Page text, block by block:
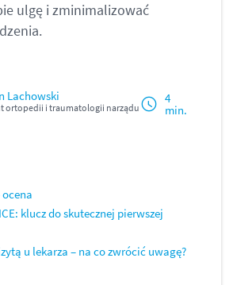
Lachowski
ortopedii i traumatologii narządu
4
min.
ulgę i zminimalizować
ocena
klucz do skutecznej pierwszej
u lekarza – na co zwrócić uwagę?